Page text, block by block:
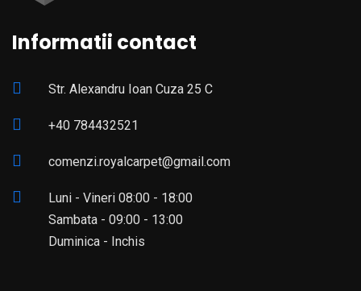
Informatii contact
Str. Alexandru Ioan Cuza 25 C
+40 784432521
comenzi.royalcarpet@gmail.com
Luni - Vineri 08:00 - 18:00
Sambata - 09:00 - 13:00
Duminica - Inchis